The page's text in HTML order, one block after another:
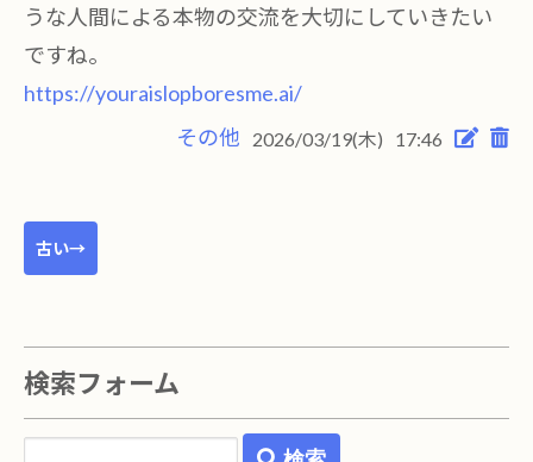
うな人間による本物の交流を大切にしていきたい
ですね。
https://youraislopboresme.ai/
その他
2026/03/19(木) 17:46
古い→
検索フォーム